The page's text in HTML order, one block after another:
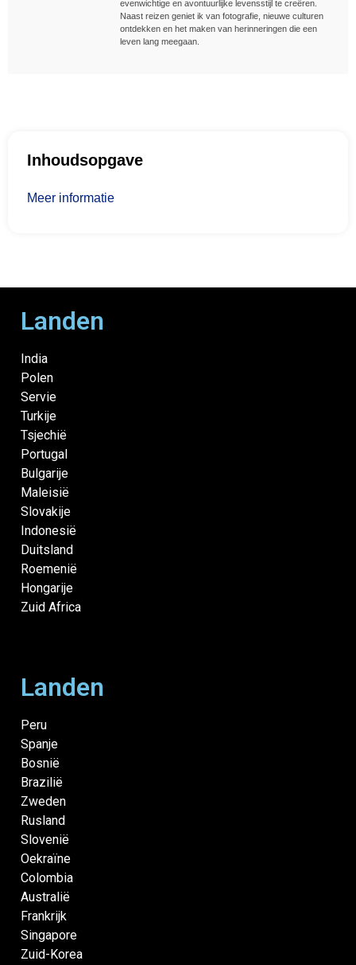
evenwichtige en avontuurlijke levensstijl te creëren.
Naast reizen geniet ik van fotografie, nieuwe culturen
ontdekken en het maken van herinneringen die een
leven lang meegaan.
Inhoudsopgave
Meer informatie
Landen
India
Polen
Servie
Turkije
Tsjechië
Portugal
Bulgarije
Maleisië
Slovakije
Indonesië
Duitsland
Roemenië
Hongarije
Zuid Africa
Landen
Peru
Spanje
Bosnië
Brazilië
Zweden
Rusland
Slovenië
Oekraïne
Colombia
Australië
Frankrijk
Singapore
Zuid-Korea